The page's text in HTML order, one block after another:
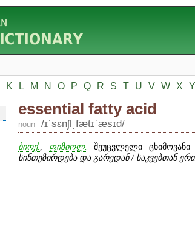
K L M N O P Q R S T U V W X Y
essential fatty acid
noun /ɪʹsɛnʃl͵fætɪʹæsɪd/
ბიოქ. ფიზიოლ. შეუცვლელი ცხიმოვანი
სინთეზირდება და გარედან / საკვებთან